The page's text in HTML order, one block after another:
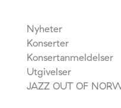
Nyheter
Konserter
Konsertanmeldelser
Utgivelser
JAZZ OUT OF